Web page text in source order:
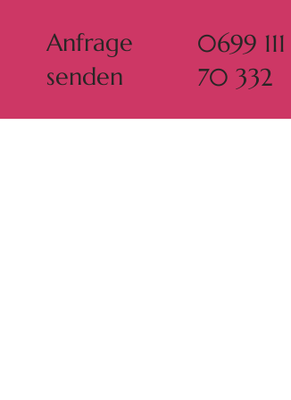
Anfrage
senden
0699 111
70 332